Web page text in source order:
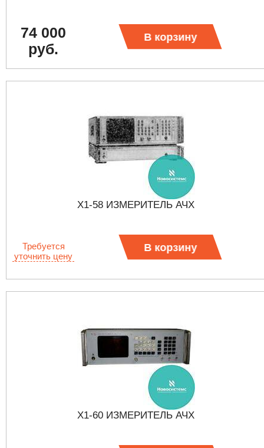
74 000
руб.
В корзину
Х1-58 ИЗМЕРИТЕЛЬ АЧХ
Требуется
уточнить цену
В корзину
Х1-60 ИЗМЕРИТЕЛЬ АЧХ